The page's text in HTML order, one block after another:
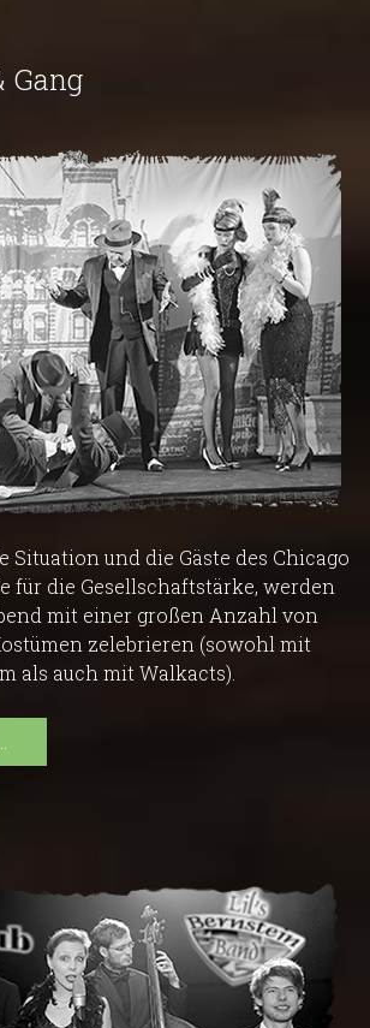
Gang
Situation und die Gäste des Chicago
für die Gesellschaftstärke, werden
mit einer großen Anzahl von
zelebrieren (sowohl mit
als auch mit Walkacts).